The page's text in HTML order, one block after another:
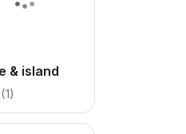
& island
(1)